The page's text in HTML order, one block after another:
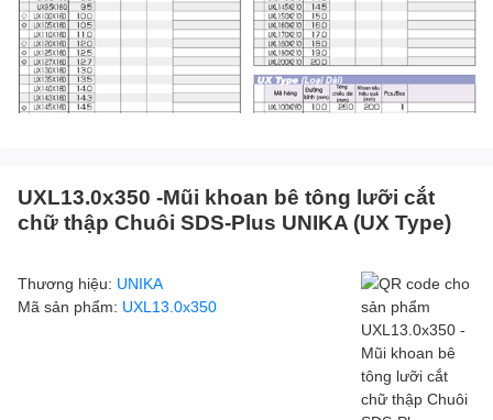
UXL13.0x350 -Mũi khoan bê tông lưỡi cắt
chữ thập Chuôi SDS-Plus UNIKA (UX Type)
Thương hiệu: UNIKA
Mã sản phẩm: UXL13.0x350